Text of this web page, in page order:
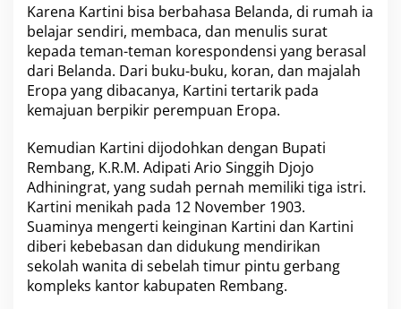
Karena Kartini bisa berbahasa Belanda, di rumah ia
belajar sendiri, membaca, dan menulis surat
kepada teman-teman korespondensi yang berasal
dari Belanda. Dari buku-buku, koran, dan majalah
Eropa yang dibacanya, Kartini tertarik pada
kemajuan berpikir perempuan Eropa.
Kemudian Kartini dijodohkan dengan Bupati
Rembang, K.R.M. Adipati Ario Singgih Djojo
Adhiningrat, yang sudah pernah memiliki tiga istri.
Kartini menikah pada 12 November 1903.
Suaminya mengerti keinginan Kartini dan Kartini
diberi kebebasan dan didukung mendirikan
sekolah wanita di sebelah timur pintu gerbang
kompleks kantor kabupaten Rembang.